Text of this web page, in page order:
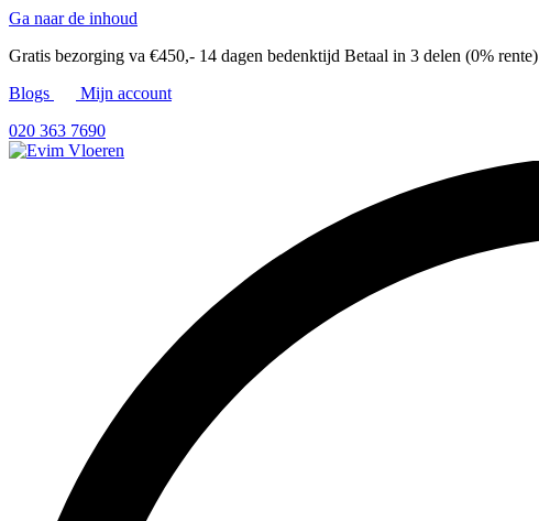
Ga naar de inhoud
Gratis bezorging va €450,- 14 dagen bedenktijd Betaal in 3 delen (0% rente)
Blogs
Mijn account
020 363 7690